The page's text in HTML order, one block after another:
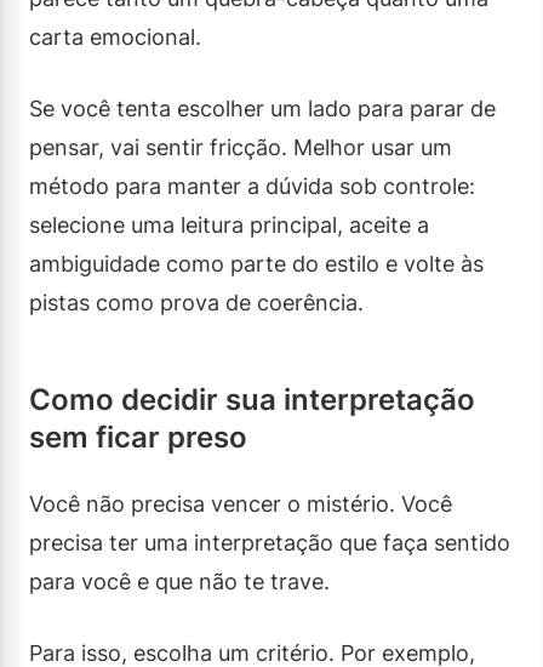
carta emocional.
Se você tenta escolher um lado para parar de
pensar, vai sentir fricção. Melhor usar um
método para manter a dúvida sob controle:
selecione uma leitura principal, aceite a
ambiguidade como parte do estilo e volte às
pistas como prova de coerência.
Como decidir sua interpretação
sem ficar preso
Você não precisa vencer o mistério. Você
precisa ter uma interpretação que faça sentido
para você e que não te trave.
Para isso, escolha um critério. Por exemplo,